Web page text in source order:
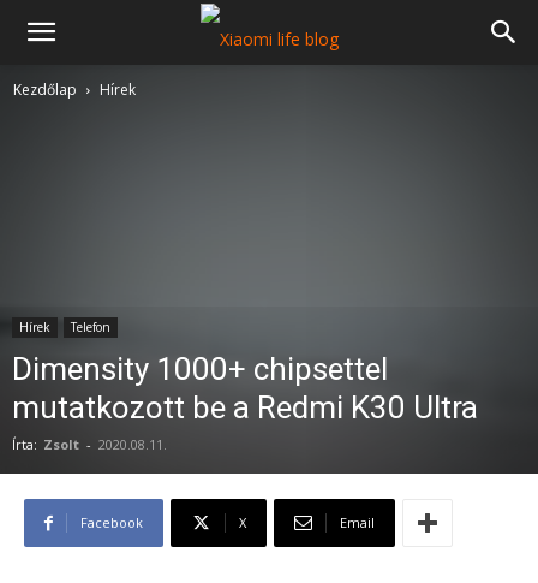
Kezdőlap Hírek
Hírek Telefon
Dimensity 1000+ chipsettel
mutatkozott be a Redmi K30 Ultra
Írta: Zsolt - 2020.08.11.
Facebook X Email